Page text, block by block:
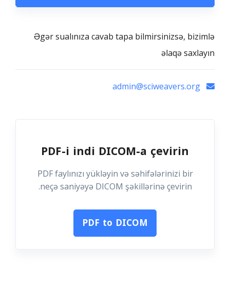
Əgər sualınıza cavab tapa bilmirsinizsə, bizimlə
əlaqə saxlayın
PDF-i indi DICOM-a çevirin
PDF faylınızı yükləyin və səhifələrinizi bir
neçə saniyəyə DICOM şəkillərinə çevirin.
PDF to DICOM